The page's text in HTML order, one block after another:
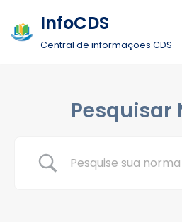
Pular
InfoCDS
Central de informações CDS
Pesquisar